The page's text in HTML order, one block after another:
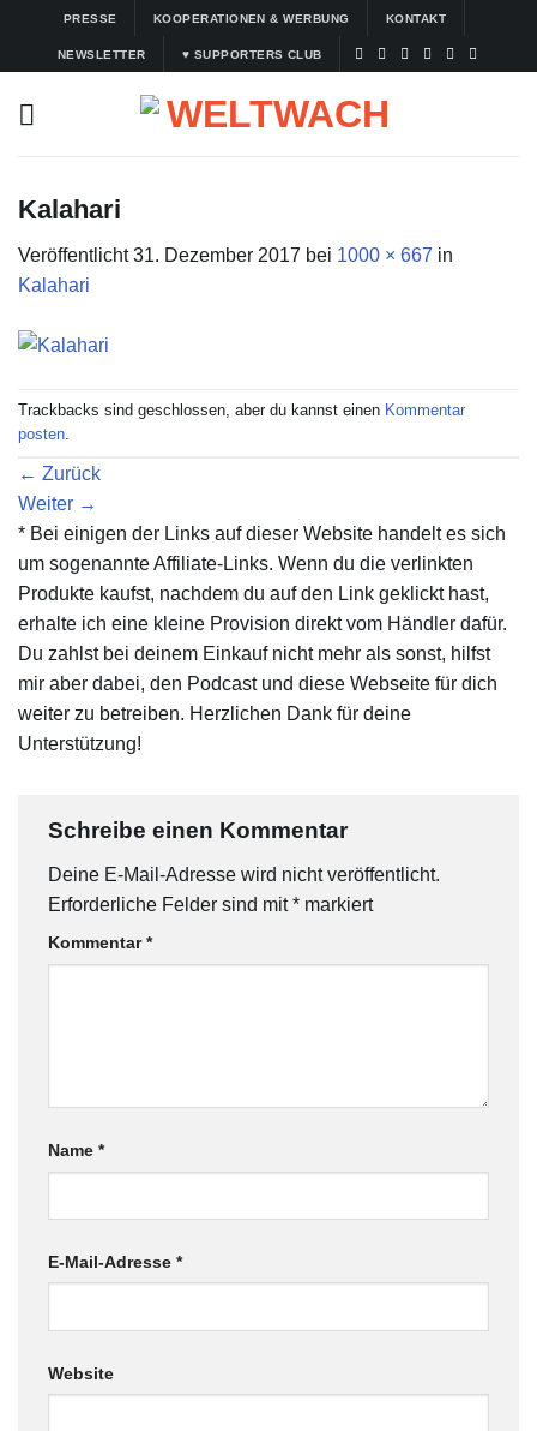
springen
PRESSE KOOPERATIONEN & WERBUNG KONTAKT
NEWSLETTER ♥ SUPPORTERS CLUB
Kalahari
Veröffentlicht31. Dezember 2017 bei 1000 × 667 in
Kalahari
Trackbacks sind geschlossen, aber du kannst einen Kommentar
posten
← Zurück
Weiter →
* Bei einigen der Links auf dieser Website handelt es sich
um sogenannte Affiliate-Links. Wenn du die verlinkten
Produkte kaufst, nachdem du auf den Link geklickt hast,
erhalte ich eine kleine Provision direkt vom Händler dafür.
Du zahlst bei deinem Einkauf nicht mehr als sonst, hilfst
mir aber dabei, den Podcast und diese Webseite für dich
weiter zu betreiben. Herzlichen Dank für deine
Unterstützung!
Schreibe einen Kommentar
Deine E-Mail-Adresse wird nicht veröffentlicht.
Erforderliche Felder sind mit* markiert
Kommentar*
Name *
E-Mail-Adresse *
Website